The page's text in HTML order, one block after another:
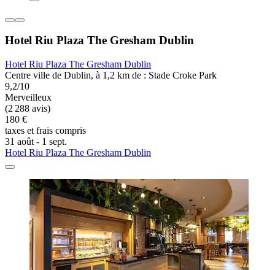
Hotel Riu Plaza The Gresham Dublin
Hotel Riu Plaza The Gresham Dublin
Centre ville de Dublin, à 1,2 km de : Stade Croke Park
9,2/10
Merveilleux
(2 288 avis)
180 €
taxes et frais compris
31 août - 1 sept.
Hotel Riu Plaza The Gresham Dublin